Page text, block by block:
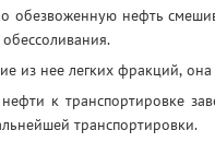
обезвоженную нефть
из нее легких фракций,
к транспортировке
транспортировки.